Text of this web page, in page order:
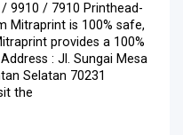
9910 / 7910 Printhead-
Mitraprint is 100% safe,
provides a 100%
: Jl. Sungai Mesa
Selatan 70231
the